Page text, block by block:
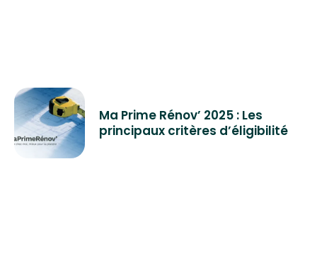
Ma Prime Rénov’ 2025 : Les
principaux critères d’éligibilité